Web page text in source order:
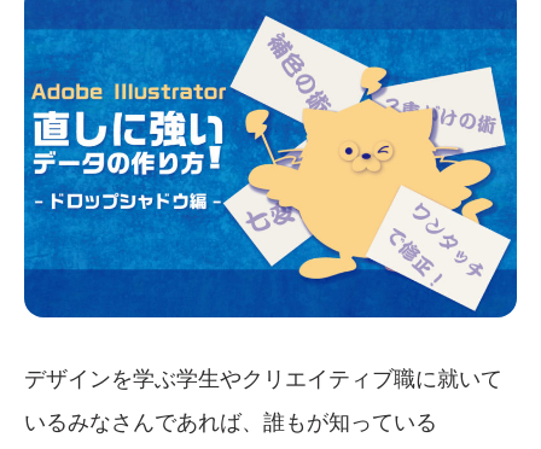
デザインを学ぶ学生やクリエイティブ職に就いて
いるみなさんであれば、誰もが知っている